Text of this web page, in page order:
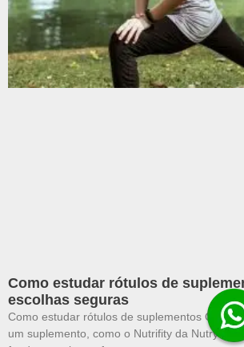
Como estudar rótulos de
escolhas seguras
Como estudar rótulos de suplementos
um suplemento, como o Nutrifity da